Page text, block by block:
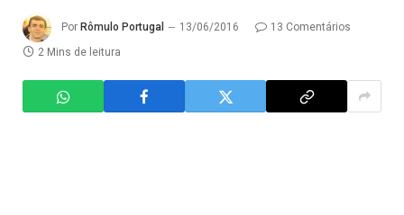
Por Rômulo Portugal 13/06/2016
13 Comentários
2 Mins de leitura